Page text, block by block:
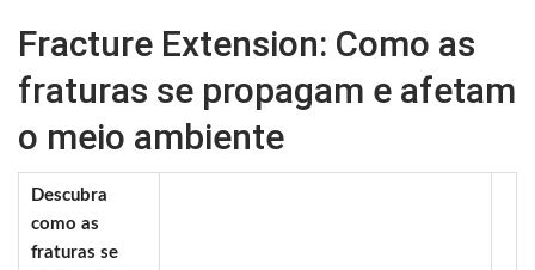
Fracture Extension: Como as
fraturas se propagam e afetam
o meio ambiente
Descubra
como as
fraturas se